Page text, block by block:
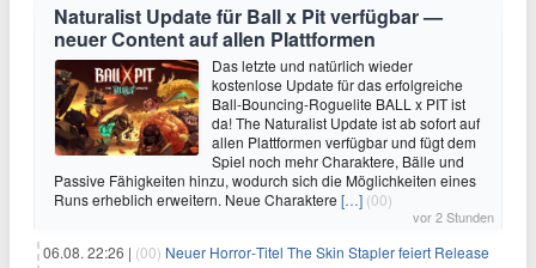
Naturalist Update für Ball x Pit verfügbar —
neuer Content auf allen Plattformen
Das letzte und natürlich wieder
kostenlose Update für das erfolgreiche
Ball-Bouncing-Roguelite BALL x PIT ist
da! The Naturalist Update ist ab sofort auf
allen Plattformen verfügbar und fügt dem
Spiel noch mehr Charaktere, Bälle und
Passive Fähigkeiten hinzu, wodurch sich die Möglichkeiten eines
Runs erheblich erweitern. Neue Charaktere […] (00)
vor 2 Stunden
06.08. 22:26 | (00) Neuer Horror‑Titel The Skin Stapler feiert Release